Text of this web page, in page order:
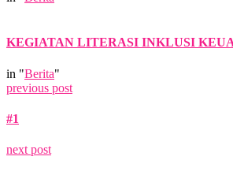
KEGIATAN LITERASI INKLUSI
in "Berita"
previous post
#1
next post